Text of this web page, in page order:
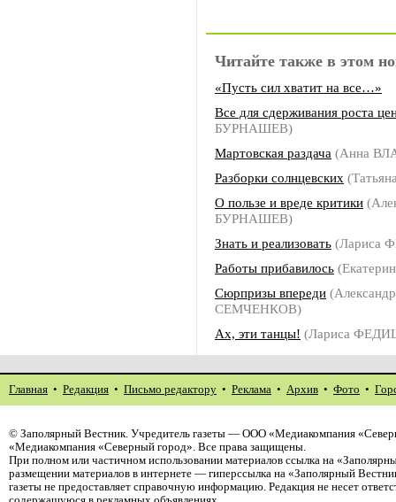
Читайте также в этом
«Пусть сил хватит на все…»
Все для сдерживания роста
БУРНАШЕВ)
Мартовская раздача (Анна
Разборки солнцевских
О пользе и вреде критики
БУРНАШЕВ)
Знать и реализовать (Лариса
Работы прибавилось
Сюрпризы впереди (Александр
СЕМЧЕНКОВ)
Ах, эти танцы! (Лариса
Главная • Редакция • Письмо редактору • Реклама • Архив • Фото •
© Заполярный Вестник. Учредитель газеты — ООО «Медиакомпания
«Медиакомпания «Северный город». Все права защищены.
При полном или частичном использовании материалов ссылка на
размещении материалов в интернете — гиперссылка на «Заполярный
газеты не предоставляет справочную информацию. Редакция не несет